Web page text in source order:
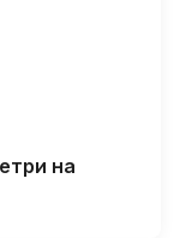
на